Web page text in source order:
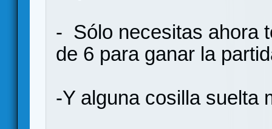
- Sólo necesitas ahora
de 6 para ganar la
-Y alguna cosilla suelta